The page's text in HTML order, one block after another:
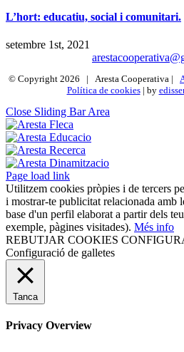
L’hort: educatiu, social i comunitari.
setembre 1st, 2021
© Copyright 2026 | Aresta Cooperativa |
Política de cookies| by
Close Sliding Bar Area
Page load link
Utilitzem cookies pròpies i de tercers
i mostrar-te publicitat relacionada amb
base d'un perfil elaborat a partir dels
exemple, pàgines visitades). Més info
REBUTJAR COOKIES
Configuració de galletes
Tanca
Privacy Overview